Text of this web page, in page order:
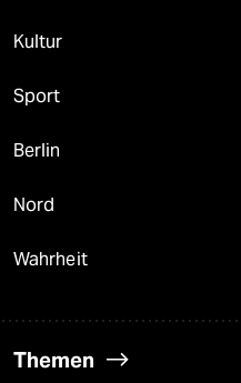
Kultur
Sport
Berlin
Nord
Wahrheit
Themen